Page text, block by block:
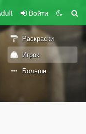
Войти
Раскраски
Игрок
Больше